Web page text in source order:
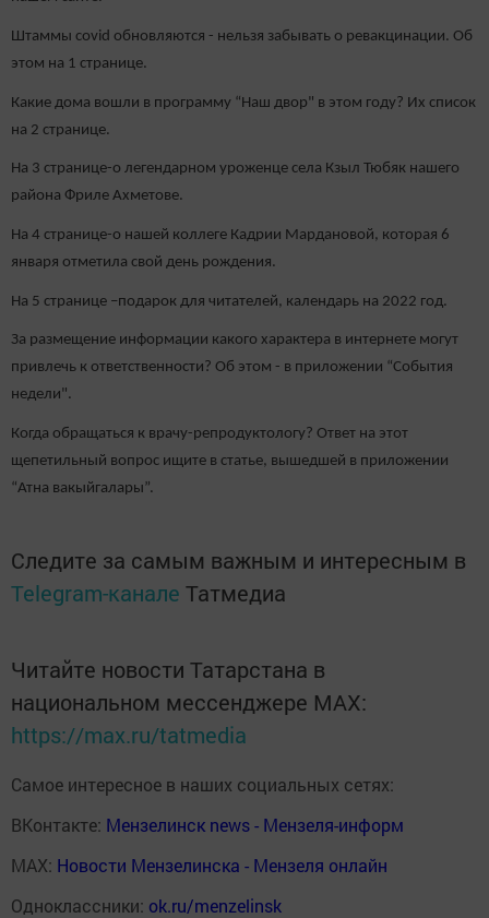
Штаммы covid обновляются - нельзя забывать о ревакцинации. Об
этом на 1 странице.
Какие дома вошли в программу “Наш двор" в этом году? Их список
на 2 странице.
На 3 странице-о легендарном уроженце села Кзыл Тюбяк нашего
района Фриле Ахметове.
На 4 странице-о нашей коллеге Кадрии Мардановой, которая 6
января отметила свой день рождения.
На 5 странице –подарок для читателей, календарь на 2022 год.
За размещение информации какого характера в интернете могут
привлечь к ответственности? Об этом - в приложении “События
недели".
Когда обращаться к врачу-репродуктологу? Ответ на этот
щепетильный вопрос ищите в статье, вышедшей в приложении
“Атна вакыйгалары”.
Следите за самым важным и интересным в
Telegram-канале Татмедиа
Читайте новости Татарстана в
национальном мессенджере MАХ:
https://max.ru/tatmedia
Самое интересное в наших социальных сетях:
ВКонтакте: Мензелинск news - Мензеля-информ
MAX: Новости Мензелинска - Мензеля онлайн
Одноклассники: ok.ru/menzelinsk